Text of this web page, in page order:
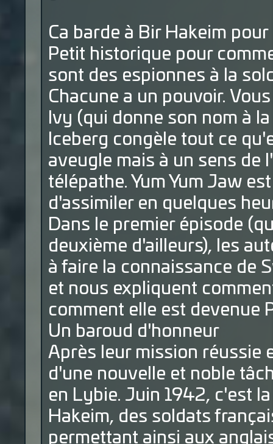
Ca barde à Bir Hakeim
Petit historique pour
sont des espionnes à la
Chacune a un pouvoir.
Ivy (qui donne son nom à
Iceberg congèle tout ce
aveugle mais à un sens de
télépathe. Yum Yum Jaw
d'assimiler en quelques
Dans le premier épisode
deuxième d'ailleurs), les
à faire la connaissance de
et nous expliquent
comment elle est devenue
Un baroud d'honneur
Après leur mission réussie
d'une nouvelle et noble
en Lybie. Juin 1942, c'est
Hakeim, des soldats
permettant ainsi aux